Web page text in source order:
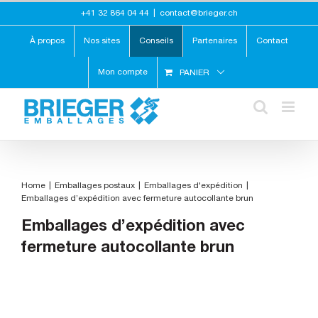
content
+41 32 864 04 44 contact@brieger.ch
À propos Nos sites Conseils Partenaires Contact
Mon compte PANIER
Home Emballages postaux
Emballages d'expédition
Emballages d’expédition avec fermeture autocollante brun
Emballages d’expédition avec
fermeture autocollante brun